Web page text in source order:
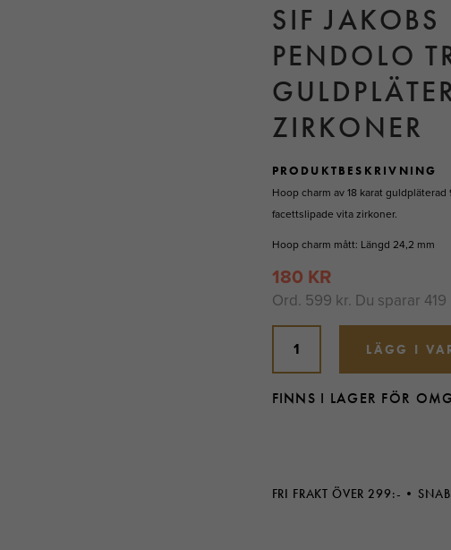
SIF
PENDOLO
ZIRKONER
PRODUKTBESKRIVNING
Hoop charm av 18 karat
facettslipade vita zirkoner.
Hoop charm mått: Längd 24,2 mm
180 KR
Ord. 599 kr. Du sparar
LÄGG I
FINNS I LAGER FÖR
FRI FRAKT ÖVER 299:-